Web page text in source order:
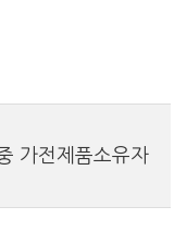
가전제품소유자